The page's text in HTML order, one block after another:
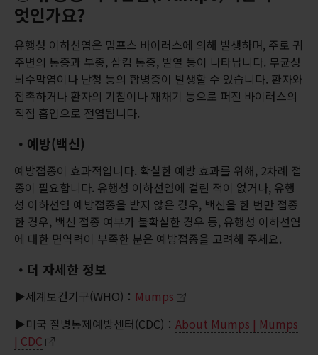
엇인가요?
유행성 이하선염은 멈프스 바이러스에 의해 발생하며, 주로 귀
주변의 통증과 부종, 삼킴 통증, 발열 등이 나타납니다. 무균성
뇌수막염이나 난청 등의 합병증이 발생할 수 있습니다. 환자와
접촉하거나 환자의 기침이나 재채기 등으로 퍼진 바이러스의
직접 흡입으로 전염됩니다.
・예방(백신)
예방접종이 효과적입니다. 확실한 예방 효과를 위해, 2차례 접
종이 필요합니다. 유행성 이하선염에 걸린 적이 없거나, 유행
성 이하선염 예방접종을 받지 않은 경우, 백신을 한 번만 접종
한 경우, 백신 접종 여부가 불확실한 경우 등, 유행성 이하선염
에 대한 면역력이 부족한 분은 예방접종을 고려해 주세요.
・더 자세한 정보
▶세계보건기구(WHO)： Mumps
▶미국 질병통제예방센터(CDC)： About Mumps | Mumps
| CDC